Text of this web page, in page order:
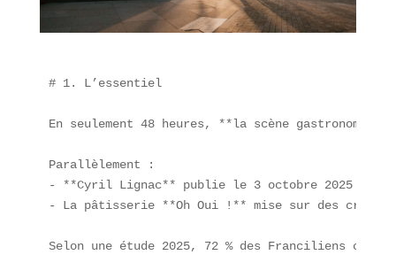
# 1. L’essentiel
En seulement 48 heures, **la scène
Parallèlement :
- **Cyril Lignac** publie le 3 octobre 2025 **«
- La pâtisserie **Oh Oui !** mise sur des
Selon une étude 2025, 72 % des Franciliens